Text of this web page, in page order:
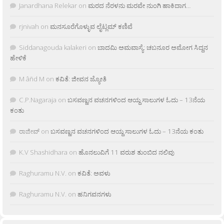
Janardhana Relekar on ಮರದ ನೆರಳನು ಮರವೇ ನುಂಗಿ ಹಾಕಿದಾಗ…
rjnivah on ಮನಸೂರೆಗೊಳ್ಳುವ ಲೈಟ್ಲಮ್ ಕಣಿವೆ
Siddanagouda kalakeri on ಬಾದಮಿ ಅಮವಾಸ್ಯೆ: ಚಬನೂರ ಅಮೋಗ ಸಿದ್ದನ
ಹೇಳಿಕೆ
M âñd M on ಕವಿತೆ: ಜೀವನ ಜ್ಯೋತಿ
C.P.Nagaraja on ಬಸವಣ್ಣನ ವಚನಗಳಿಂದ ಆಯ್ದ ಸಾಲುಗಳ ಓದು – 13ನೆಯ
ಕಂತು
ರಾಜೀವ್ on ಬಸವಣ್ಣನ ವಚನಗಳಿಂದ ಆಯ್ದ ಸಾಲುಗಳ ಓದು – 13ನೆಯ ಕಂತು
K.V Shashidhara on ಹೊನಲುವಿಗೆ 11 ವರುಶ ತುಂಬಿದ ನಲಿವು
Raghuramu N.V. on ಕವಿತೆ: ಅವಳು
Raghuramu N.V. on ಹನಿಗವನಗಳು